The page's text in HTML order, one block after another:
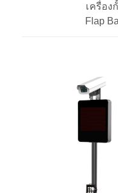
เครื่อง
Flap